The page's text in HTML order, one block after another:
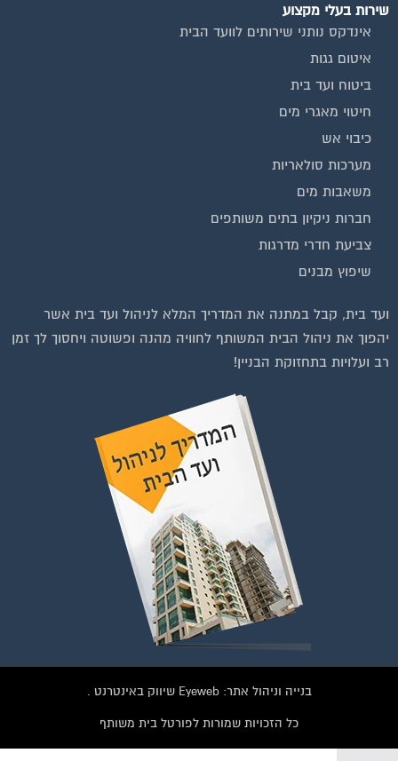
שירות בעלי מקצוע
אינדקס נותני שירותים לוועד הבית
איטום גגות
ביטוח ועד בית
חיטוי מאגרי מים
כיבוי אש
מערכות סולאריות
משאבות מים
חברות ניקיון בתים משותפים
צביעת חדרי מדרגות
שיפוץ מבנים
ועד בית, קבל במתנה את המדריך המלא לניהול ועד בית אשר
יהפוך את ניהול הבית המשותף לחוויה מהנה ופשוטה ויחסוך לך זמן
רב ועלויות בתחזוקת הבניין!
בנייה וניהול אתר: Eyeweb שיווק באינטרנט .
כל הזכויות שמורות לפורטל בית משותף
וועדי בתים ודיירים
הצטרפו עכשיו לקבוצת
הפייסבוק הגדולה בישראל
הנותנת מענה לבעיות
הדיור בבית המשותף!!!
להצטרפות לחצו על התמונה או על הכפתור ושלחו בקשת הצטרפות בדף
לחץ למעבר לקבוצה